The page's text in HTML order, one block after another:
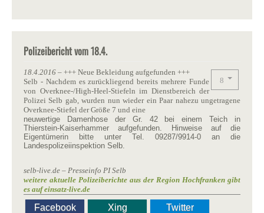
Polizeibericht vom 18.4.
18.4.2016 – +++ Neue Bekleidung aufgefunden +++
Selb - Nachdem es zurückliegend bereits mehrere Funde
von Overknee-/High-Heel-Stiefeln im Dienstbereich der
Polizei Selb gab, wurden nun wieder ein Paar nahezu ungetragene
Overknee-Stiefel der Größe 7 und eine
neuwertige Damenhose der Gr. 42 bei einem Teich in
Thierstein-Kaiserhammer aufgefunden. Hinweise auf die
Eigentümerin bitte unter Tel. 09287/9914-0 an die
Landespolizeiinspektion Selb.
selb-live.de – Presseinfo PI Selb
weitere aktuelle Polizeiberichte aus der Region Hochfranken gibt
es auf einsatz-live.de
Facebook Xing
Twitter